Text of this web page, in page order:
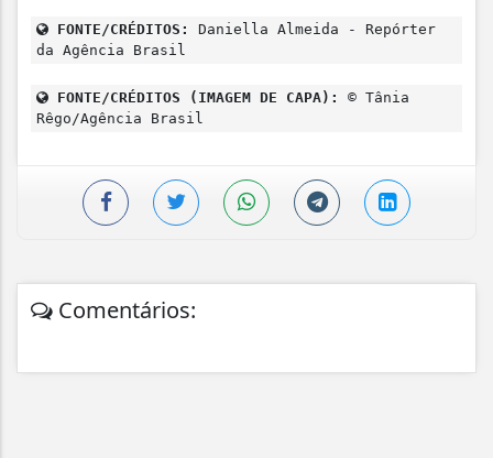
FONTE/CRÉDITOS:
Daniella Almeida - Repórter
da Agência Brasil
FONTE/CRÉDITOS (IMAGEM DE CAPA):
© Tânia
Rêgo/Agência Brasil
Comentários: